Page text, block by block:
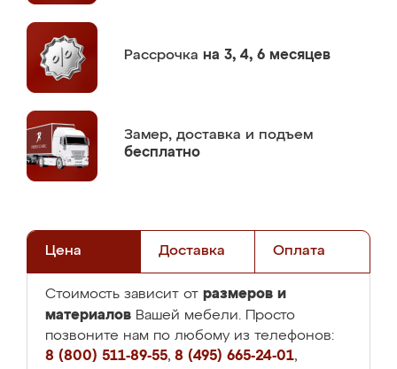
Рассрочка на 3, 4, 6 месяцев
Замер, доставка и подъем
бесплатно
Цена Доставка Оплата
Стоимость зависит от размеров и
материалов Вашей мебели. Просто
позвоните нам по любому из телефонов:
8 (800) 511-89-55, 8 (495) 665-24-01,